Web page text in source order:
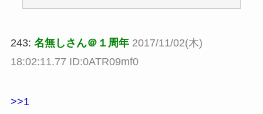
243: 名無しさん＠１周年 2017/11/02(木)
18:02:11.77 ID:0ATR09mf0
>>1